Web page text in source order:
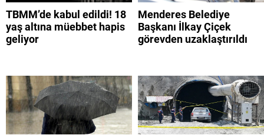
TBMM’de kabul edildi! 18
yaş altına müebbet hapis
geliyor
Menderes Belediye
Başkanı İlkay Çiçek
görevden uzaklaştırıldı